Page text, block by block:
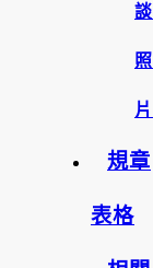
談
照
片
規章
表格